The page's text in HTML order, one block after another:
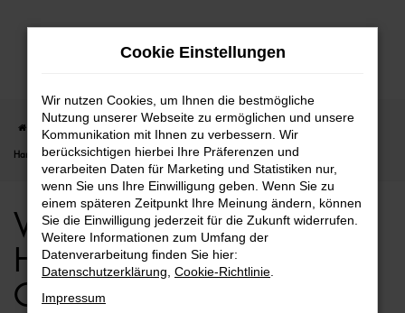
Zum
Startseite Hamburg VW VW Golf Sportsvan VW Golf Sportsvan für
Hamburg Gebrauchtwagen Top Angebote
VW Golf Sportsvan für
Hamburg
Gebrauchtwagen Top
Cookie Einstellungen
Wir nutzen Cookies, um Ihnen die bestmögliche
Nutzung unserer Webseite zu ermöglichen und unsere
Kommunikation mit Ihnen zu verbessern. Wir
berücksichtigen hierbei Ihre Präferenzen und
verarbeiten Daten für Marketing und Statistiken nur,
wenn Sie uns Ihre Einwilligung geben. Wenn Sie zu
einem späteren Zeitpunkt Ihre Meinung ändern, können
Sie die Einwilligung jederzeit für die Zukunft widerrufen.
Weitere Informationen zum Umfang der
Datenverarbeitung finden Sie hier:
Datenschutzerklärung Cookie-Richtlinie
Impressum